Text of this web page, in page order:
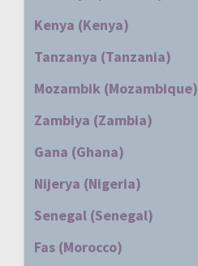
Kenya (Kenya)
Tanzanya (Tanzania)
Mozambik (Mozambique)
Zambiya (Zambia)
Gana (Ghana)
Nijerya (Nigeria)
Senegal (Senegal)
Fas (Morocco)